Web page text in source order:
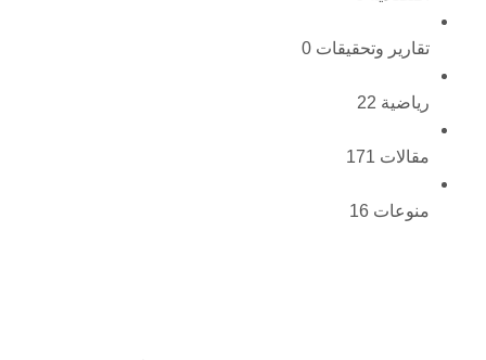
تقارير وتحقيقات 0
رياضية 22
مقالات 171
منوعات 16